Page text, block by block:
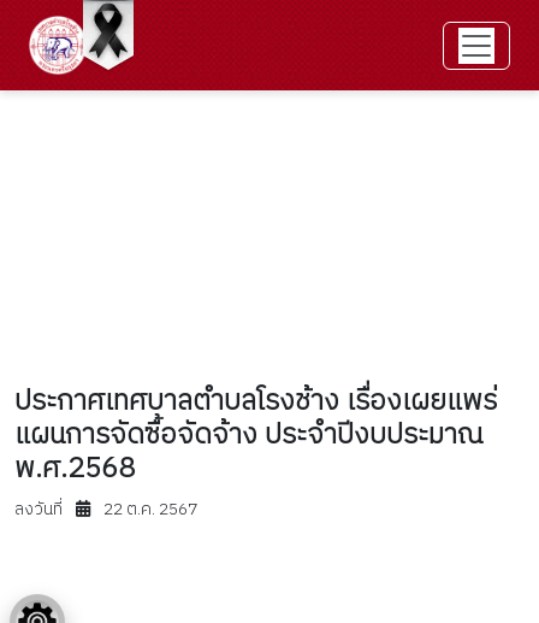
ประกาศเทศบาลตำบลโรงช้าง เรื่องเผยแพร่
แผนการจัดซื้อจัดจ้าง ประจำปีงบประมาณ
พ.ศ.2568
ลงวันที่ 22 ต.ค. 2567